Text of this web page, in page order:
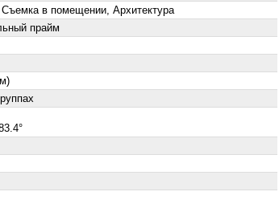
в помещении, Архитектура
прайм